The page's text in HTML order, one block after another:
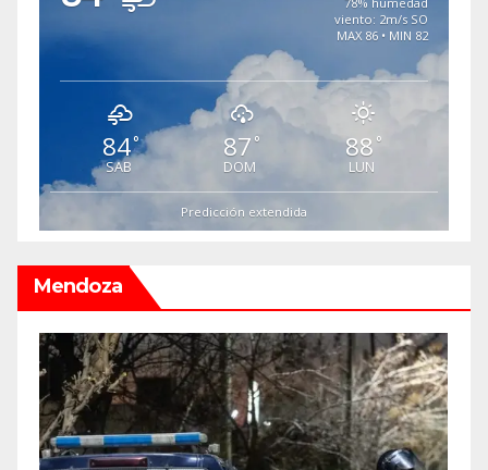
viento: 2m/s SO
MAX 86 • MIN 82
84°
SAB
87 °
DOM
88 °
LUN
Predicción extendida
Mendoza